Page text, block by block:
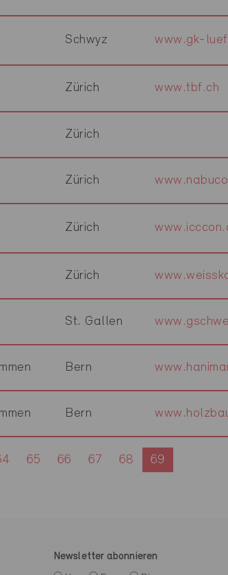
Schwyz www.gk-
Zürich www.tbf.ch
Zürich
Zürich
Zürich
Zürich
St. Gallen
Bern
Bern
65 66 67 68 69
Newsletter abonnieren